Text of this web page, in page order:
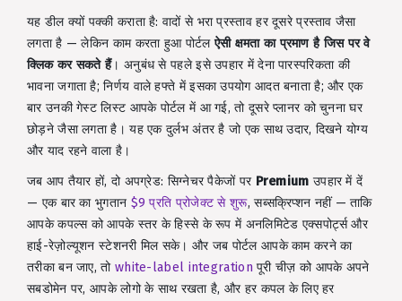
यह डील क्यों पक्की कराता है: वादों से भरा प्रस्ताव हर दूसरे प्रस्ताव जैसा
लगता है — लेकिन काम करता हुआ पोर्टलऐसी क्षमता का प्रमाण है जिस पर वे
क्लिक कर सकते हैं। अनुबंध से पहले इसे उपहार में देना पारस्परिकता की
भावना जगाता है; निर्णय वाले हफ्ते में इसका उपयोग आदत बनाता है; और एक
बार उनकी गेस्ट लिस्ट आपके पोर्टल में आ गई, तो दूसरे प्लानर को चुनना घर
छोड़ने जैसा लगता है। यह एक दुर्लभ अंतर है जो एक साथ उदार, दिखने योग्य
और याद रहने वाला है।
जब आप तैयार हों, दो अपग्रेड: सिग्नेचर पैकेजों पर Premium उपहार में दें
— एक बार का भुगतान $9 प्रति प्रोजेक्ट से शुरू, सब्सक्रिप्शन नहीं — ताकि
आपके कपल्स को आपके स्तर के हिस्से के रूप में अनलिमिटेड एक्सपोर्ट्स और
हाई-रेज़ोल्यूशन स्टेशनरी मिल सके। और जब पोर्टल आपके काम करने का
तरीका बन जाए, तो white-label integration पूरी चीज़ को आपके अपने
सबडोमेन पर, आपके लोगो के साथ रखता है, और हर कपल के लिए हर